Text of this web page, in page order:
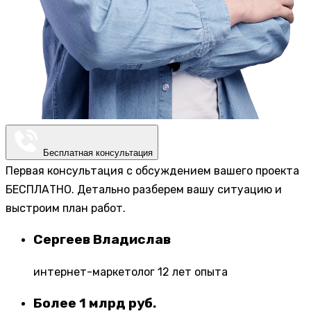
Бесплатная консультация
Первая консультация с обсуждением вашего проекта
БЕСПЛАТНО. Детально разберем вашу ситуацию и
выстроим план работ.
Сергеев Владислав
интернет-маркетолог 12 лет опыта
Более 1 млрд руб.